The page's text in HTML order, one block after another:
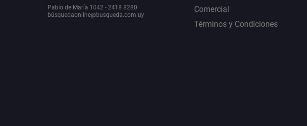
Pablo de María 1042 - 2418 8280
búsquedaonline@busqueda.com.uy
Comercial
Términos y Condiciones